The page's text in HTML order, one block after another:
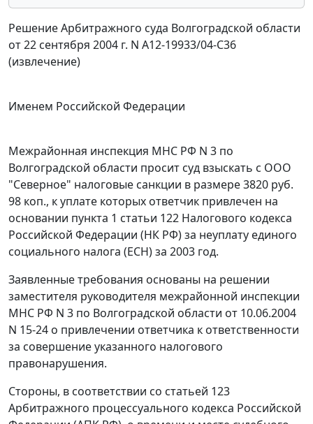
Решение Арбитражного суда Волгоградской области
от 22 сентября 2004 г. N А12-19933/04-С36
(извлечение)
Именем Российской Федерации
Межрайонная инспекция МНС РФ N 3 по
Волгоградской области просит суд взыскать с ООО
"Северное" налоговые санкции в размере 3820 руб.
98 коп., к уплате которых ответчик привлечен на
основании пункта 1 статьи 122 Налогового кодекса
Российской Федерации (НК РФ) за неуплату единого
социального налога (ЕСН) за 2003 год.
Заявленные требования основаны на решении
заместителя руководителя межрайонной инспекции
МНС РФ N 3 по Волгоградской области от 10.06.2004
N 15-24 о привлечении ответчика к ответственности
за совершение указанного налогового
правонарушения.
Стороны, в соответствии со статьей 123
Арбитражного процессуального кодекса Российской